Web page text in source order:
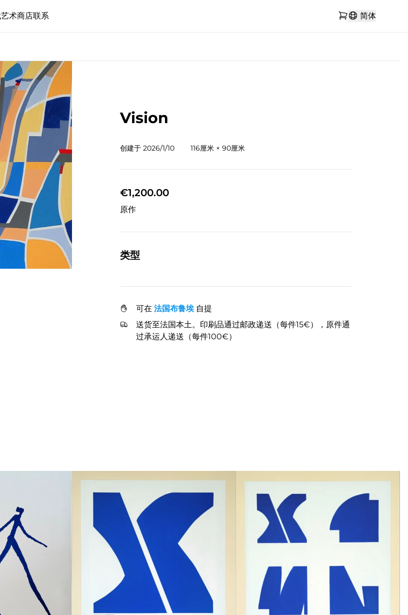
术商店联系 简体
Vision
创建于 2026/1/10 116厘米 × 90厘米
€1,200.00
原作
类型
可在 法国布鲁埃 自提
送货至法国本土。印刷品通过邮政递送（每件15€），原件通
过承运人递送（每件100€）